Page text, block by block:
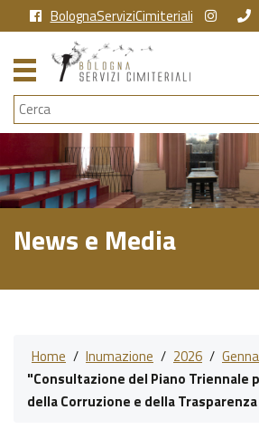
BolognaServiziCimiteriali
Cerca
News e Media
Home / Inumazione / 2026 /
"Consultazione del Piano Triennale
della Corruzione e della Trasparenza